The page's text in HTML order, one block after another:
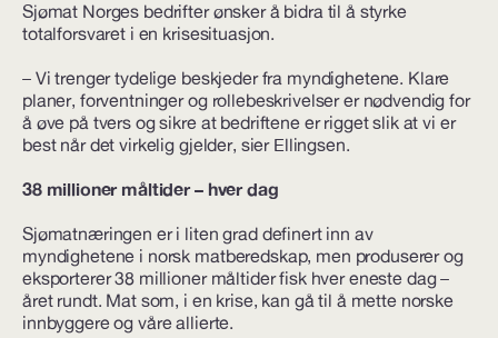
Sjømat Norges bedrifter ønsker å bidra til å styrke
totalforsvaret i en krisesituasjon.
– Vi trenger tydelige beskjeder fra myndighetene. Klare
planer, forventninger og rollebeskrivelser er nødvendig for
å øve på tvers og sikre at bedriftene er rigget slik at vi er
best når det virkelig gjelder, sier Ellingsen.
38 millioner måltider – hver dag
Sjømatnæringen er i liten grad definert inn av
myndighetene i norsk matberedskap, men produserer og
eksporterer 38 millioner måltider fisk hver eneste dag –
året rundt. Mat som, i en krise, kan gå til å mette norske
innbyggere og våre allierte.